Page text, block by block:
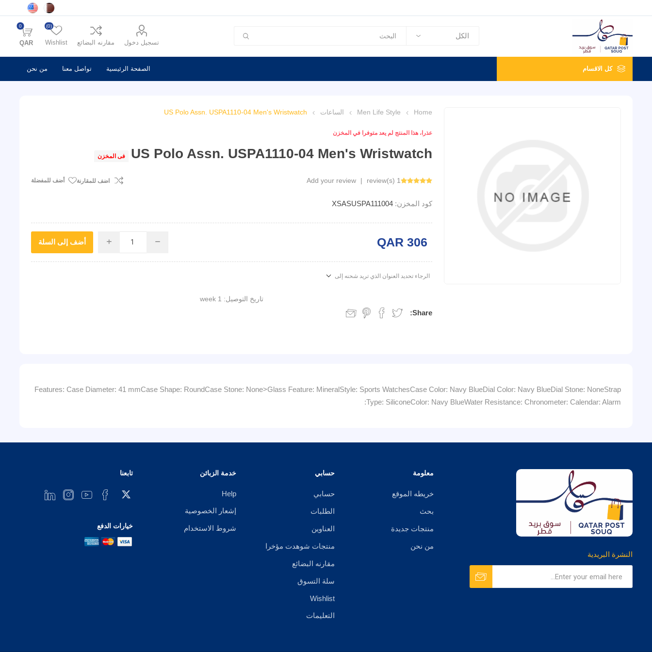
تسجيل دخول مقارنه البضائع Wishlist
(0)
0
QAR
كل الاقسام الصفحة الرئيسية تواصل معنا من نحن
Home
Men Life Style الساعات US Polo Assn. USPA1110-04 Men's Wristwatch
عذرا، هذا المنتج لم يعد متوفرا في المخزن
US Polo Assn. USPA1110-04 Men's Wristwatch فى المخزن
1 review(s)
|
Add your review اضف للمقارنة أضف للمفضلة
كود المخزن: XSASUSPA111004
QAR 306
i h أضف إلى السلة
الرجاء تحديد العنوان الذي تريد شحنه إلى
تاريخ التوصيل: 1 week
Share:
Features: Case Diameter: 41 mmCase Shape: RoundCase Stone: None>Glass Feature: MineralStyle: Sports WatchesCase Color: Navy BlueDial Color: Navy BlueDial Stone: NoneStrap
Type: SiliconeColor: Navy BlueWater Resistance: Chronometer: Calendar: Alarm:
النشرة البريدية
معلومة
خريطه الموقع
بحث
منتجات جديدة
من نحن
حسابي
حسابي
الطلبات
العناوين
منتجات شوهدت مؤخرا
مقارنه البضائع
سلة التسوق
Wishlist
التعليمات
خدمة الزبائن
Help
إشعار الخصوصية
شروط الاستخدام
تابعنا
خيارات الدفع